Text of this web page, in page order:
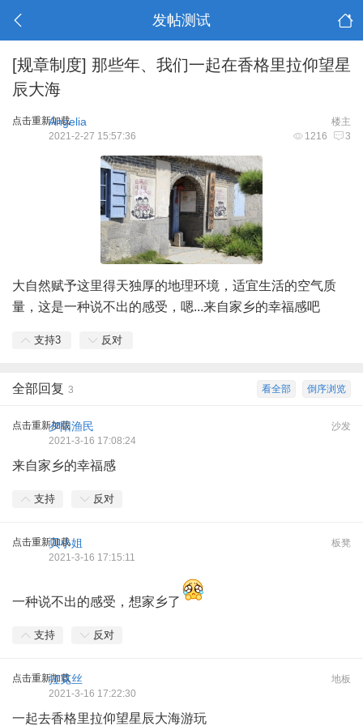
发帖测试
[规章制度] 那些年、我们一起在香格里拉仰望星
辰大海
点击重新加载 楼主
Angelia
1216 3
2021-2-27 15:57:36
大自然赋予这里得天独厚的地理环境，适宜生活的空气质
量，这是一种说不出的感受，嗯...来自家乡的幸福感吧
支持3 反对
倒序浏览
看全部
全部回复 3
点击重新加载 沙发
夕阳渔民
2021-3-16 17:08:24
来自家乡的幸福感
支持 反对
点击重新加载 板凳
贝小姐
2021-3-16 17:15:11
一种说不出的感受，想家乡了
支持 反对
点击重新加载 地板
拉克丝
2021-3-16 17:22:30
一起去香格里拉仰望星辰大海游玩